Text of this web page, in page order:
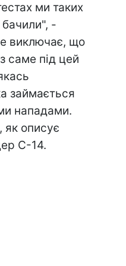
ми таких
-
виключає, що
саме під цей
займається
нападами.
як описує
С-14.